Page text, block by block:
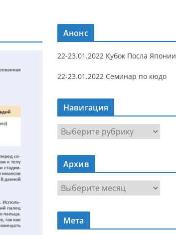
Анонс
22-23.01.2022 Кубок Посла Японии
22-23.01.2022 Семинар по кюдо
Навигация
Н
а
в
г
я
Архив
р
х
Мета